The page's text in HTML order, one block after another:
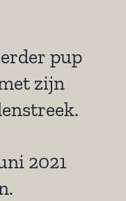
pup
zijn
2021